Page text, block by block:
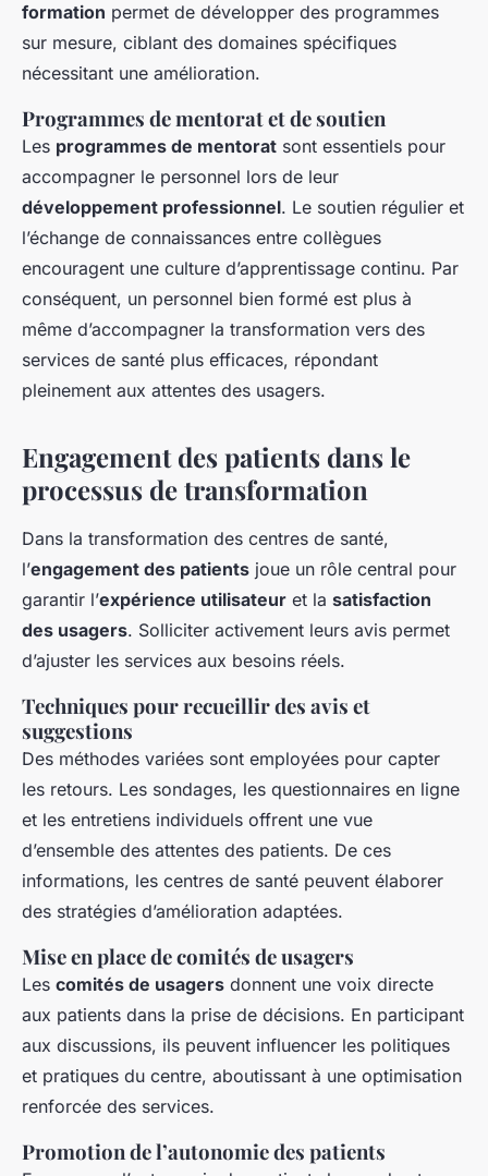
formation permet de développer des programmes
sur mesure, ciblant des domaines spécifiques
nécessitant une amélioration.
Programmes de mentorat et de soutien
Les programmes de mentorat sont essentiels pour
accompagner le personnel lors de leur
développement professionnel. Le soutien régulier et
l’échange de connaissances entre collègues
encouragent une culture d’apprentissage continu. Par
conséquent, un personnel bien formé est plus à
même d’accompagner la transformation vers des
services de santé plus efficaces, répondant
pleinement aux attentes des usagers.
Engagement des patients dans le
processus de transformation
Dans la transformation des centres de santé,
l’engagement des patients joue un rôle central pour
garantir l’expérience utilisateur et la satisfaction
des usagers. Solliciter activement leurs avis permet
d’ajuster les services aux besoins réels.
Techniques pour recueillir des avis et
suggestions
Des méthodes variées sont employées pour capter
les retours. Les sondages, les questionnaires en ligne
et les entretiens individuels offrent une vue
d’ensemble des attentes des patients. De ces
informations, les centres de santé peuvent élaborer
des stratégies d’amélioration adaptées.
Mise en place de comités de usagers
Les comités de usagers donnent une voix directe
aux patients dans la prise de décisions. En participant
aux discussions, ils peuvent influencer les politiques
et pratiques du centre, aboutissant à une optimisation
renforcée des services.
Promotion de l’autonomie des patients